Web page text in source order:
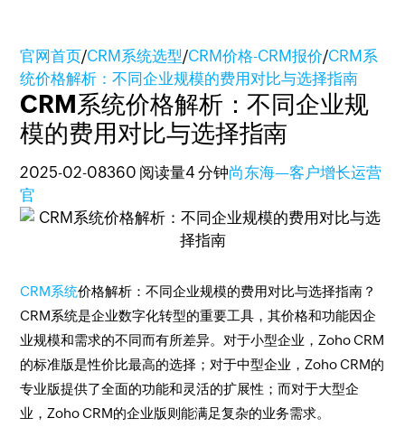
官网首页/CRM系统选型/CRM价格-CRM报价/CRM系
统价格解析：不同企业规模的费用对比与选择指南
CRM系统价格解析：不同企业规
模的费用对比与选择指南
2025-02-08360 阅读量4 分钟尚东海—客户增长运营
官
CRM系统价格解析：不同企业规模的费用对比与选择指南？
CRM系统是企业数字化转型的重要工具，其价格和功能因企
业规模和需求的不同而有所差异。对于小型企业，Zoho CRM
的标准版是性价比最高的选择；对于中型企业，Zoho CRM的
专业版提供了全面的功能和灵活的扩展性；而对于大型企
业，Zoho CRM的企业版则能满足复杂的业务需求。